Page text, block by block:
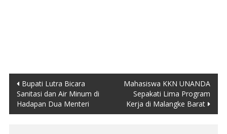
Post
navigation
Bupati Lutra Bicara
Sanitasi dan Air Minum di
Hadapan Dua Menteri
Mahasiswa KKN UNANDA
Sepakati Lima Program
Kerja di Malangke Barat